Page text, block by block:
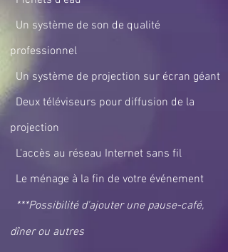
Un système de son de qualité
professionnel
Un système de projection sur écran géant
Deux téléviseurs pour diffusion de la
projection
L'accès au réseau Internet sans fil
Le ménage à la fin de votre événement
***Possibilité d'ajouter une pause-café,
dîner ou autres